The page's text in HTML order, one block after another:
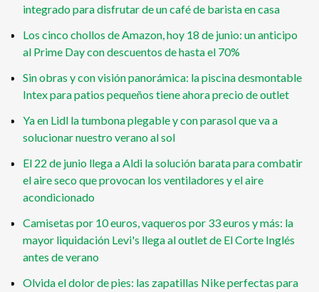
integrado para disfrutar de un café de barista en casa
Los cinco chollos de Amazon, hoy 18 de junio: un anticipo
al Prime Day con descuentos de hasta el 70%
Sin obras y con visión panorámica: la piscina desmontable
Intex para patios pequeños tiene ahora precio de outlet
Ya en Lidl la tumbona plegable y con parasol que va a
solucionar nuestro verano al sol
El 22 de junio llega a Aldi la solución barata para combatir
el aire seco que provocan los ventiladores y el aire
acondicionado
Camisetas por 10 euros, vaqueros por 33 euros y más: la
mayor liquidación Levi's llega al outlet de El Corte Inglés
antes de verano
Olvida el dolor de pies: las zapatillas Nike perfectas para